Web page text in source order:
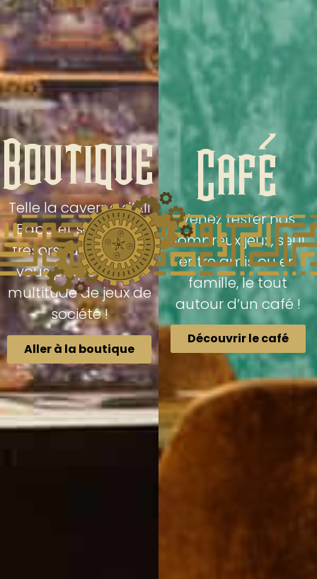
Boutique
Telle la caverne d’Ali
Baba et ses milles
trésors, la boutique
vous propose une
multitude de jeux de
société !
Aller à la boutique
Café
Venez tester nos
nombreux jeux, seul,
entre amis ou en
famille, le tout
autour d’un café !
Découvrir le café